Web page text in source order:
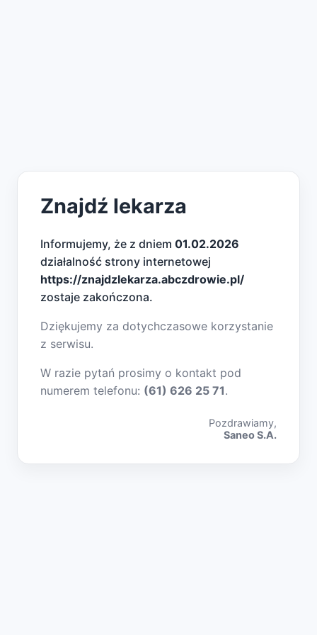
Znajdź lekarza
Informujemy, że z dniem 01.02.2026
działalność strony internetowej
https://znajdzlekarza.abczdrowie.pl/
zostaje zakończona.
Dziękujemy za dotychczasowe korzystanie
z serwisu.
W razie pytań prosimy o kontakt pod
numerem telefonu: (61) 626 25 71.
Pozdrawiamy,
Saneo S.A.